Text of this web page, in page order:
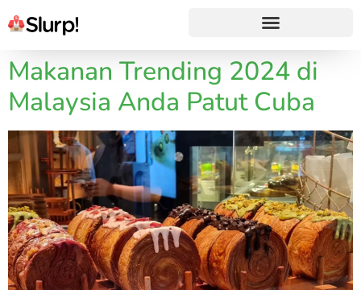
Makanan Trending 2024 di
Malaysia Anda Patut Cuba